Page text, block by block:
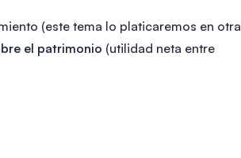
(este tema lo platicaremos en otra
el patrimonio (utilidad neta entre